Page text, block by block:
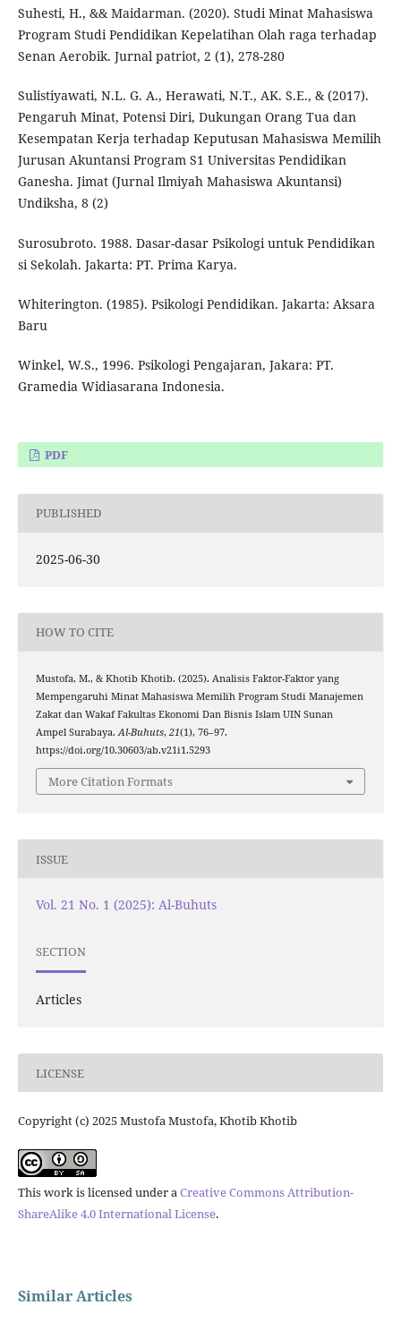
Suhesti, H., && Maidarman. (2020). Studi Minat Mahasiswa
Program Studi Pendidikan Kepelatihan Olah raga terhadap
Senan Aerobik. Jurnal patriot, 2 (1), 278-280
Sulistiyawati, N.L. G. A., Herawati, N.T., AK. S.E., & (2017).
Pengaruh Minat, Potensi Diri, Dukungan Orang Tua dan
Kesempatan Kerja terhadap Keputusan Mahasiswa Memilih
Jurusan Akuntansi Program S1 Universitas Pendidikan
Ganesha. Jimat (Jurnal Ilmiyah Mahasiswa Akuntansi)
Undiksha, 8 (2)
Surosubroto. 1988. Dasar-dasar Psikologi untuk Pendidikan
si Sekolah. Jakarta: PT. Prima Karya.
Whiterington. (1985). Psikologi Pendidikan. Jakarta: Aksara
Baru
Winkel, W.S., 1996. Psikologi Pengajaran, Jakara: PT.
Gramedia Widiasarana Indonesia.
PDF
PUBLISHED
2025-06-30
HOW TO CITE
Mustofa, M., & Khotib Khotib. (2025). Analisis Faktor-Faktor yang
Mempengaruhi Minat Mahasiswa Memilih Program Studi Manajemen
Zakat dan Wakaf Fakultas Ekonomi Dan Bisnis Islam UIN Sunan
Ampel Surabaya. Al-Buhuts, 21(1), 76–97.
https://doi.org/10.30603/ab.v21i1.5293
More Citation Formats
ISSUE
Vol. 21 No. 1 (2025): Al-Buhuts
SECTION
Articles
LICENSE
Copyright (c) 2025 Mustofa Mustofa, Khotib Khotib
This work is licensed under aCreative Commons Attribution-
ShareAlike 4.0 International License.
Similar Articles